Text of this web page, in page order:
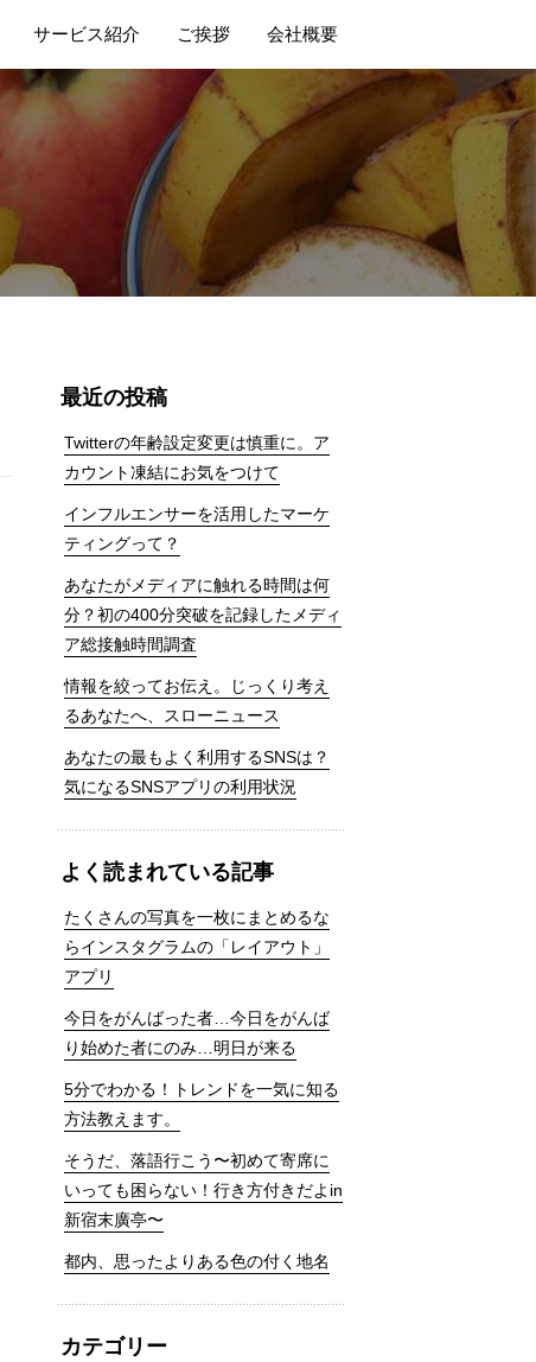
サービス紹介 ご挨拶 会社概要
最近の投稿
Twitterの年齢設定変更は慎重に。ア
カウント凍結にお気をつけて
インフルエンサーを活用したマーケ
ティングって？
あなたがメディアに触れる時間は何
分？初の400分突破を記録したメディ
ア総接触時間調査
情報を絞ってお伝え。じっくり考え
るあなたへ、スローニュース
あなたの最もよく利用するSNSは？
気になるSNSアプリの利用状況
よく読まれている記事
たくさんの写真を一枚にまとめるな
らインスタグラムの「レイアウト」
アプリ
今日をがんばった者…今日をがんば
り始めた者にのみ…明日が来る
5分でわかる！トレンドを一気に知る
方法教えます。
そうだ、落語行こう〜初めて寄席に
いっても困らない！行き方付きだよin
新宿末廣亭〜
都内、思ったよりある色の付く地名
カテゴリー